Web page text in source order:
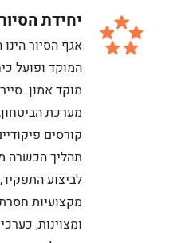
יחידת הסיור
אגף הסיור
המוקד ופועל
מוקד אמון.
מערכת הביטחון,
קורסים
תהליך הכשרה
לביצוע
מקצועיות
ומצוינות,